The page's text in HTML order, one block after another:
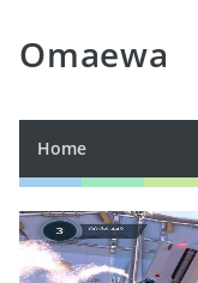
Omaewa
Home